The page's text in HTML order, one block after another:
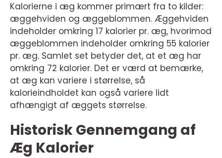
Kalorierne i æg kommer primært fra to kilder:
æggehviden og æggeblommen. Æggehviden
indeholder omkring 17 kalorier pr. æg, hvorimod
æggeblommen indeholder omkring 55 kalorier
pr. æg. Samlet set betyder det, at et æg har
omkring 72 kalorier. Det er værd at bemærke,
at æg kan variere i størrelse, så
kalorieindholdet kan også variere lidt
afhængigt af æggets størrelse.
Historisk Gennemgang af
Æg Kalorier